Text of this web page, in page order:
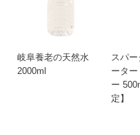
岐阜養老の天然水
2000ml
スパ
ータ
ー
定】